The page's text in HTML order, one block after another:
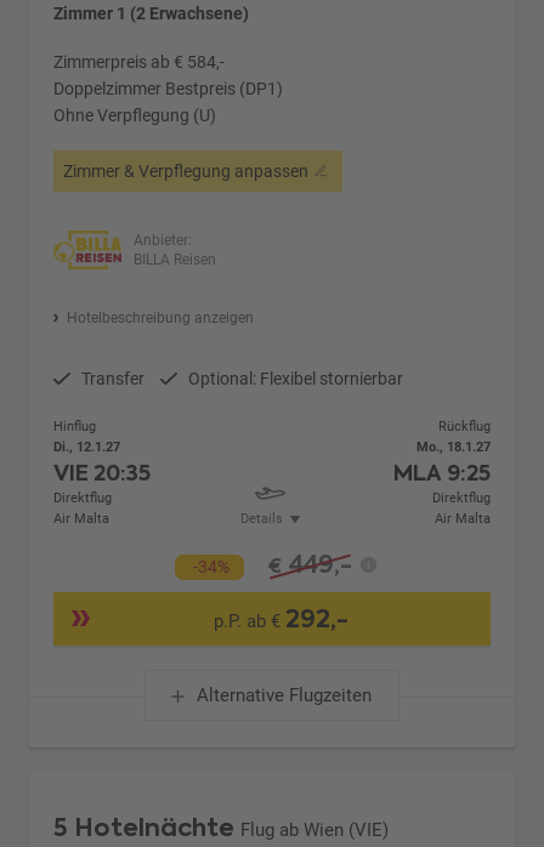
Zimmer 1 (2 Erwachsene)
Zimmerpreis ab € 584,-
Doppelzimmer Bestpreis (DP1)
Ohne Verpflegung (U)
Zimmer & Verpflegung anpassen
Anbieter:
BILLA Reisen
Hotelbeschreibung anzeigen
Transfer Optional: Flexibel stornierbar
Hinflug
Di., 12.1.27
VIE 20:35
Direktflug
Air Malta
Details
Rückflug
Mo., 18.1.27
MLA 9:25
Direktflug
Air Malta
-34% € 449,-
p.P. ab € 292,-
Alternative Flugzeiten
5 Hotelnächte Flug ab Wien (VIE)